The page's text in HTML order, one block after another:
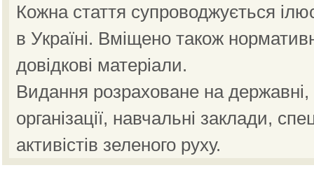
Кожна стаття супроводжується
в Україні. Вміщено також
довідкові матеріали.
Видання розраховане на державні,
організації, навчальні заклади,
активістів зеленого руху.